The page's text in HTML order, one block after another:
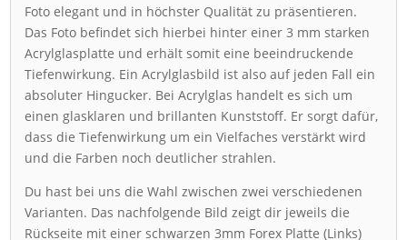
Foto elegant und in höchster Qualität zu präsentieren.
Das Foto befindet sich hierbei hinter einer 3 mm starken
Acrylglasplatte und erhält somit eine beeindruckende
Tiefenwirkung. Ein Acrylglasbild ist also auf jeden Fall ein
absoluter Hingucker. Bei Acrylglas handelt es sich um
einen glasklaren und brillanten Kunststoff. Er sorgt dafür,
dass die Tiefenwirkung um ein Vielfaches verstärkt wird
und die Farben noch deutlicher strahlen.
Du hast bei uns die Wahl zwischen zwei verschiedenen
Varianten. Das nachfolgende Bild zeigt dir jeweils die
Rückseite mit einer schwarzen 3mm Forex Platte (Links)